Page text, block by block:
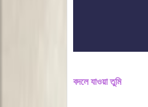
বদলে যাওয়া তুমি